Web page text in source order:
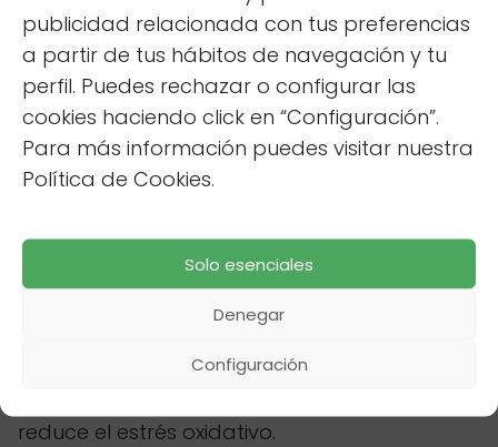
publicidad relacionada con tus preferencias
a partir de tus hábitos de navegación y tu
perfil. Puedes rechazar o configurar las
cookies haciendo click en “Configuración”.
Para más información puedes visitar nuestra
Política de Cookies.
Solo esenciales
Denegar
Configuración
plazo. También puede ayudar a aliviar el
dolor asociado a problemas renales.
Relacionado Qué precauciones
hay al consumir plantas
adaptógenas en exceso
aceite esencial de copaiba, actúa como un
potente antiinflamatorio natural. Este
compuesto ayuda a calmar la inflamación
riñones funcionen de manera más eficiente.
reduce el estrés oxidativo.